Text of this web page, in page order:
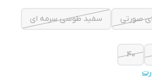
صورتی
سفید طوسی سرمه ای
40